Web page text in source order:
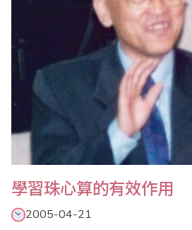
學習珠心算的有效作用
2005-04-21